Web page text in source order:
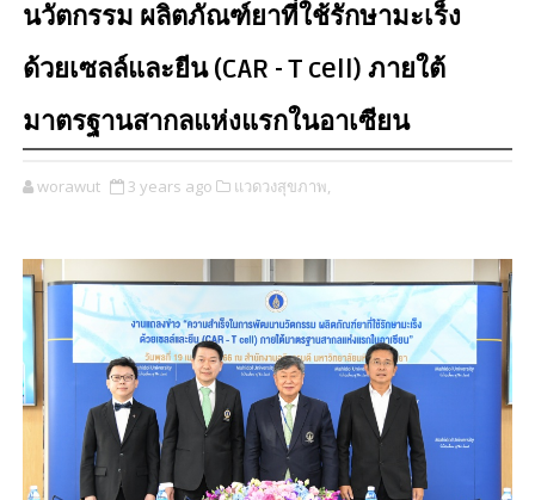
นวัตกรรม ผลิตภัณฑ์ยาที่ใช้รักษามะเร็ง
ด้วยเซลล์และยีน (CAR - T cell) ภายใต้
มาตรฐานสากลแห่งแรกในอาเซียน
worawut 3 years ago แวดวงสุขภาพ,